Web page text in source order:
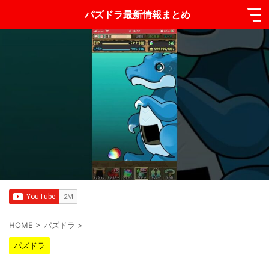
パズドラ最新情報まとめ
HOME > パズドラ >
パズドラ